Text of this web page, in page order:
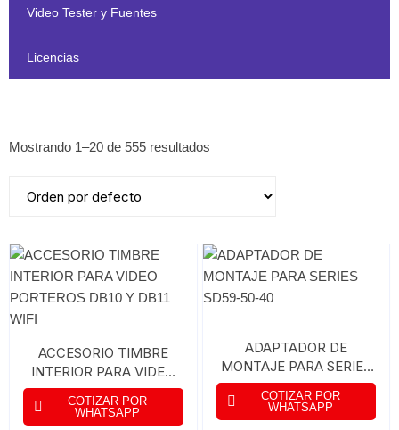
Video Tester y Fuentes
Licencias
Mostrando 1–20 de 555 resultados
ACCESORIO TIMBRE
INTERIOR PARA VIDEO
PORTEROS DB10 Y DB11
WIFI
COTIZAR POR
WHATSAPP
ADAPTADOR DE
MONTAJE PARA SERIES
SD59-50-40
COTIZAR POR
WHATSAPP